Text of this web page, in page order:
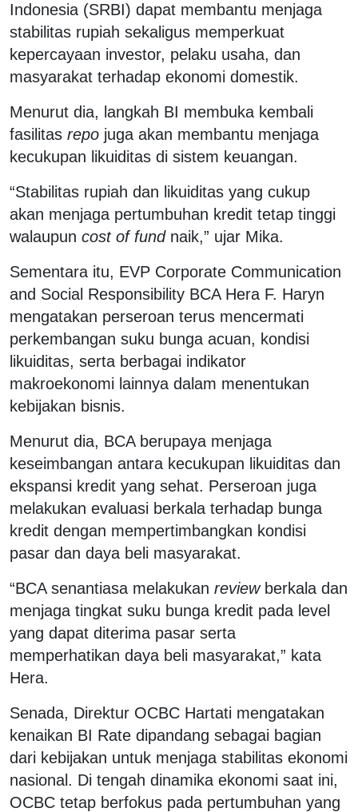
Indonesia (SRBI) dapat membantu menjaga
stabilitas rupiah sekaligus memperkuat
kepercayaan investor, pelaku usaha, dan
masyarakat terhadap ekonomi domestik.
Menurut dia, langkah BI membuka kembali
fasilitas repo juga akan membantu menjaga
kecukupan likuiditas di sistem keuangan.
“Stabilitas rupiah dan likuiditas yang cukup
akan menjaga pertumbuhan kredit tetap tinggi
walaupun cost of fundnaik,” ujar Mika.
Sementara itu, EVP Corporate Communication
and Social Responsibility BCA Hera F. Haryn
mengatakan perseroan terus mencermati
perkembangan suku bunga acuan, kondisi
likuiditas, serta berbagai indikator
makroekonomi lainnya dalam menentukan
kebijakan bisnis.
Menurut dia, BCA berupaya menjaga
keseimbangan antara kecukupan likuiditas dan
ekspansi kredit yang sehat. Perseroan juga
melakukan evaluasi berkala terhadap bunga
kredit dengan mempertimbangkan kondisi
pasar dan daya beli masyarakat.
“BCA senantiasa melakukan reviewberkala dan
menjaga tingkat suku bunga kredit pada level
yang dapat diterima pasar serta
memperhatikan daya beli masyarakat,” kata
Hera.
Senada, Direktur OCBC Hartati mengatakan
kenaikan BI Rate dipandang sebagai bagian
dari kebijakan untuk menjaga stabilitas ekonomi
nasional. Di tengah dinamika ekonomi saat ini,
OCBC tetap berfokus pada pertumbuhan yang